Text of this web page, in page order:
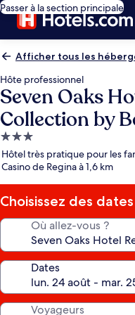
Passer à la section principale
Afficher tous les
Hôte professionnel
Seven Oaks
Collection by
Hébergement
3.0 étoiles
Hôtel très pratique pour les
Casino de Regina à 1,6 km
Choisissez des
Où allez-vous ?
Dates
Voyageurs